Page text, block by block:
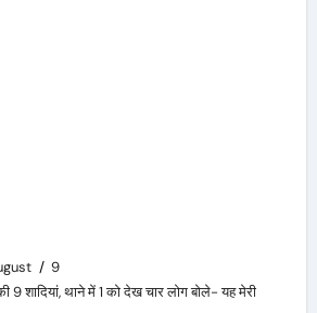
9
9 शादियां, थाने में 1 को देख चार लोग बोले- यह मेरी